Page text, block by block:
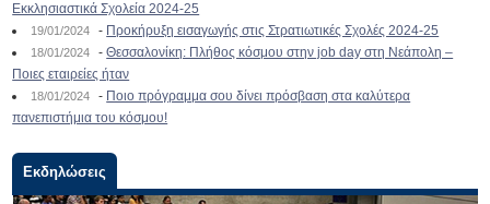
Εκκλησιαστικά Σχολεία 2024-25
19/01/2024 - Προκήρυξη εισαγωγής στις Στρατιωτικές Σχολές 2024-25
18/01/2024 -Θεσσαλονίκη: Πλήθος κόσμου στην job day στη Νεάπολη –
Ποιες εταιρείες ήταν
18/01/2024 - Ποιο πρόγραμμα σου δίνει πρόσβαση στα καλύτερα
πανεπιστήμια του κόσμου!
Εκδηλώσεις